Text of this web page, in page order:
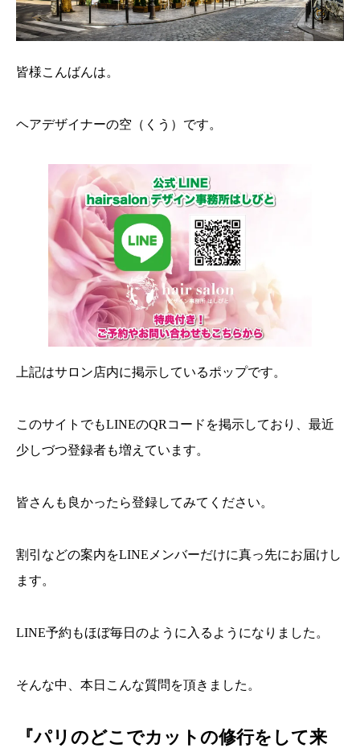
皆様こんばんは。
ヘアデザイナーの空（くう）です。
上記はサロン店内に掲示しているポップです。
このサイトでもLINEのQRコードを掲示しており、最近
少しづつ登録者も増えています。
皆さんも良かったら登録してみてください。
割引などの案内をLINEメンバーだけに真っ先にお届けし
ます。
LINE予約もほぼ毎日のように入るようになりました。
そんな中、本日こんな質問を頂きました。
『パリのどこでカットの修行をして来